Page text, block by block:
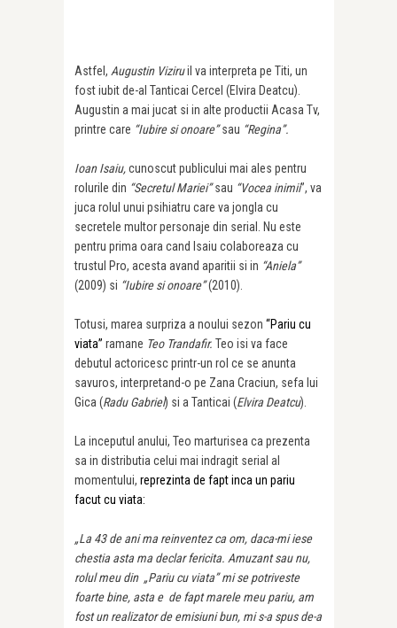
Astfel, Augustin Viziruil va interpreta pe Titi, un
fost iubit de-al Tanticai Cercel (Elvira Deatcu).
Augustin a mai jucat si in alte productii Acasa Tv,
printre care “Iubire si onoare”sau “Regina”.
Ioan Isaiu,cunoscut publicului mai ales pentru
rolurile din “Secretul Mariei”sau “Vocea inimii”, va
juca rolul unui psihiatru care va jongla cu
secretele multor personaje din serial. Nu este
pentru prima oara cand Isaiu colaboreaza cu
trustul Pro, acesta avand aparitii si in “Aniela”
(2009) si “Iubire si onoare”(2010).
Totusi, marea surpriza a noului sezon “Pariu cu
viata” ramane Teo Trandafir. Teo isi va face
debutul actoricesc printr-un rol ce se anunta
savuros, interpretand-o pe Zana Craciun, sefa lui
Gica (Radu Gabriel) si a Tanticai (Elvira Deatcu).
La inceputul anului, Teo marturisea ca prezenta
sa in distributia celui mai indragit serial al
momentului, reprezinta de fapt inca un pariu
facut cu viata:
„La 43 de ani ma reinventez ca om, daca-mi iese
chestia asta ma declar fericita. Amuzant sau nu,
rolul meu din „Pariu cu viata” mi se potriveste
foarte bine, asta e de fapt marele meu pariu, am
fost un realizator de emisiuni bun, mi s-a spus de-a